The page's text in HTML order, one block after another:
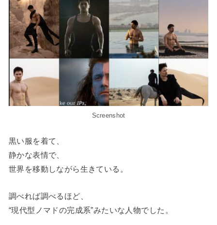
Screenshot
黒い服を着て、
静かな表情で、
世界を移動しながら生きている。
調べれば調べるほど、
“現代型ノマドの完成系”みたいな人物でした。